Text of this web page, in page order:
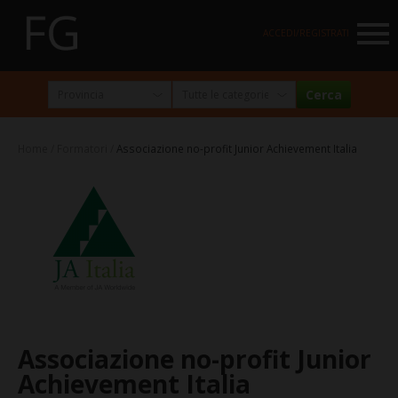
NAVIGATION
Chi siamo
Associazione no-profit Junior Achievement Italia
Associazione no-profit Junior
Achievement Italia